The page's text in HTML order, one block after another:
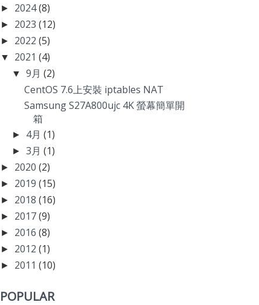
► 2024(8)
► 2023 (12)
► 2022 (5)
▼ 2021 (4)
▼ 9月 (2)
CentOS 7.6上安裝 iptables NAT
Samsung S27A800ujc 4K 螢幕簡單開
箱
► 4月 (1)
► 3月 (1)
► 2020 (2)
► 2019 (15)
► 2018 (16)
► 2017(9)
► 2016 (8)
► 2012 (1)
► 2011 (10)
POPULAR